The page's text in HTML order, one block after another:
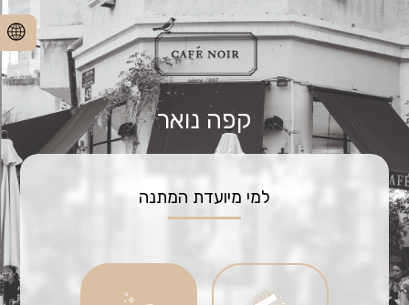
קפה נואר
למי מיועדת המתנה